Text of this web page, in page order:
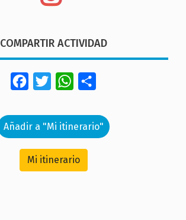
COMPARTIR ACTIVIDAD
FacebookTwitterWhatsApp
Añadir a "Mi itinerario"
Mi itinerario